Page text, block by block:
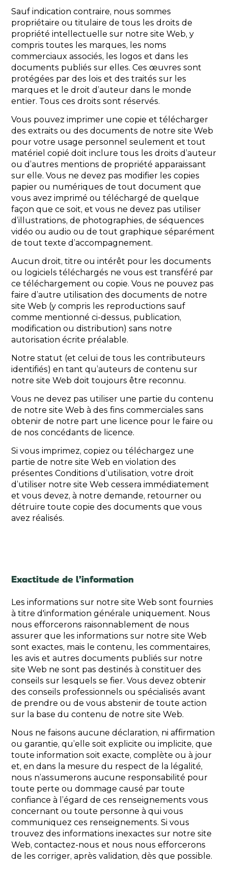
Sauf indication contraire, nous sommes
propriétaire ou titulaire de tous les droits de
propriété intellectuelle sur notre site Web, y
compris toutes les marques, les noms
commerciaux associés, les logos et dans les
documents publiés sur elles. Ces œuvres sont
protégées par des lois et des traités sur les
marques et le droit d’auteur dans le monde
entier. Tous ces droits sont réservés.
Vous pouvez imprimer une copie et télécharger
des extraits ou des documents de notre site Web
pour votre usage personnel seulement et tout
matériel copié doit inclure tous les droits d’auteur
ou d’autres mentions de propriété apparaissant
sur elle. Vous ne devez pas modifier les copies
papier ou numériques de tout document que
vous avez imprimé ou téléchargé de quelque
façon que ce soit, et vous ne devez pas utiliser
d’illustrations, de photographies, de séquences
vidéo ou audio ou de tout graphique séparément
de tout texte d’accompagnement.
Aucun droit, titre ou intérêt pour les documents
ou logiciels téléchargés ne vous est transféré par
ce téléchargement ou copie. Vous ne pouvez pas
faire d’autre utilisation des documents de notre
site Web (y compris les reproductions sauf
comme mentionné ci-dessus, publication,
modification ou distribution) sans notre
autorisation écrite préalable.
Notre statut (et celui de tous les contributeurs
identifiés) en tant qu’auteurs de contenu sur
notre site Web doit toujours être reconnu.
Vous ne devez pas utiliser une partie du contenu
de notre site Web à des fins commerciales sans
obtenir de notre part une licence pour le faire ou
de nos concédants de licence.
Si vous imprimez, copiez ou téléchargez une
partie de notre site Web en violation des
présentes Conditions d’utilisation, votre droit
d’utiliser notre site Web cessera immédiatement
et vous devez, à notre demande, retourner ou
détruire toute copie des documents que vous
avez réalisés.
Exactitude de l’information
Les informations sur notre site Web sont fournies
à titre d'information générale uniquement. Nous
nous efforcerons raisonnablement de nous
assurer que les informations sur notre site Web
sont exactes, mais le contenu, les commentaires,
les avis et autres documents publiés sur notre
site Web ne sont pas destinés à constituer des
conseils sur lesquels se fier. Vous devez obtenir
des conseils professionnels ou spécialisés avant
de prendre ou de vous abstenir de toute action
sur la base du contenu de notre site Web.
Nous ne faisons aucune déclaration, ni affirmation
ou garantie, qu’elle soit explicite ou implicite, que
toute information soit exacte, complète ou à jour
et, en dans la mesure du respect de la légalité,
nous n’assumerons aucune responsabilité pour
toute perte ou dommage causé par toute
confiance à l’égard de ces renseignements vous
concernant ou toute personne à qui vous
communiquez ces renseignements. Si vous
trouvez des informations inexactes sur notre site
Web, contactez-nous et nous nous efforcerons
de les corriger, après validation, dès que possible.